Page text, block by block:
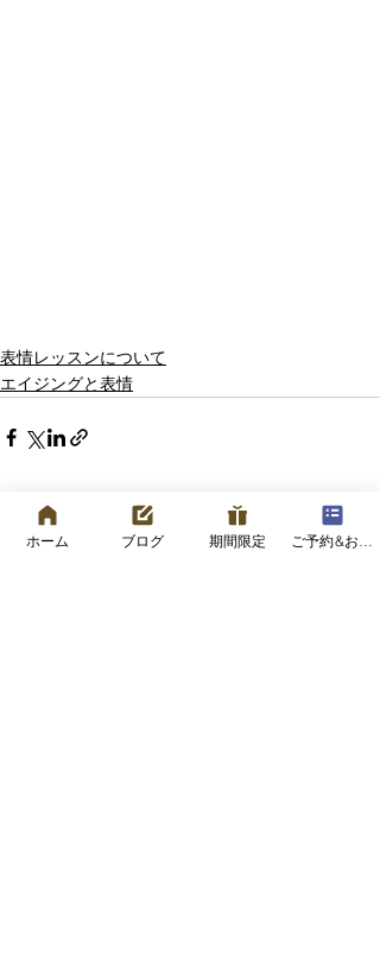
表情レッスンについて
エイジングと表情
最新記事 すべて表示
ホーム ブログ 期間限定